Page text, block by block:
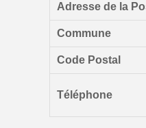
Adresse de la
Commune
Code Postal
Téléphone